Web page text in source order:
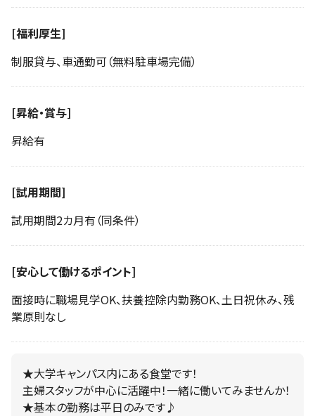
[福利厚生]
制服貸与、車通勤可（無料駐車場完備）
[昇給・賞与]
昇給有
[試用期間]
試用期間2カ月有（同条件）
[安心して働けるポイント]
面接時に職場見学OK、扶養控除内勤務OK、土日祝休み、残
業原則なし
★大学キャンパス内にある食堂です！
主婦スタッフが中心に活躍中！一緒に働いてみませんか！
★基本の勤務は平日のみです♪